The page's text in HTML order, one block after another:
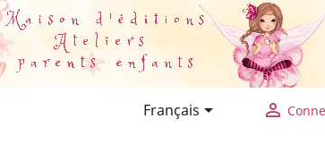
Français 